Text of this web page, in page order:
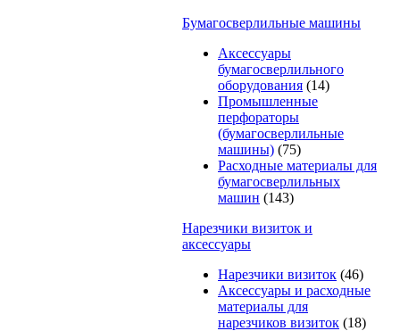
Бумагосверлильные машины
Аксессуары
бумагосверлильного
оборудования (14)
Промышленные
перфораторы
(бумагосверлильные
машины) (75)
Расходные материалы для
бумагосверлильных
машин (143)
Нарезчики визиток и
аксессуары
Нарезчики визиток (46)
Аксессуары и расходные
материалы для
нарезчиков визиток (18)